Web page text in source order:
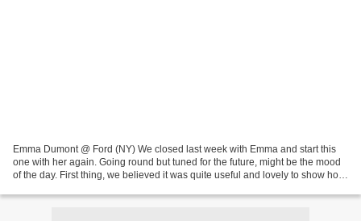
Emma Dumont @ Ford (NY) We closed last week with Emma and start this
one with her again. Going round but tuned for the future, might be the mood
of the day. First thing, we believed it was quite useful and lovely to show how